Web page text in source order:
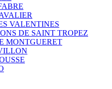
VALENTINES
DE SAINT TROPEZ
MONTGUERET